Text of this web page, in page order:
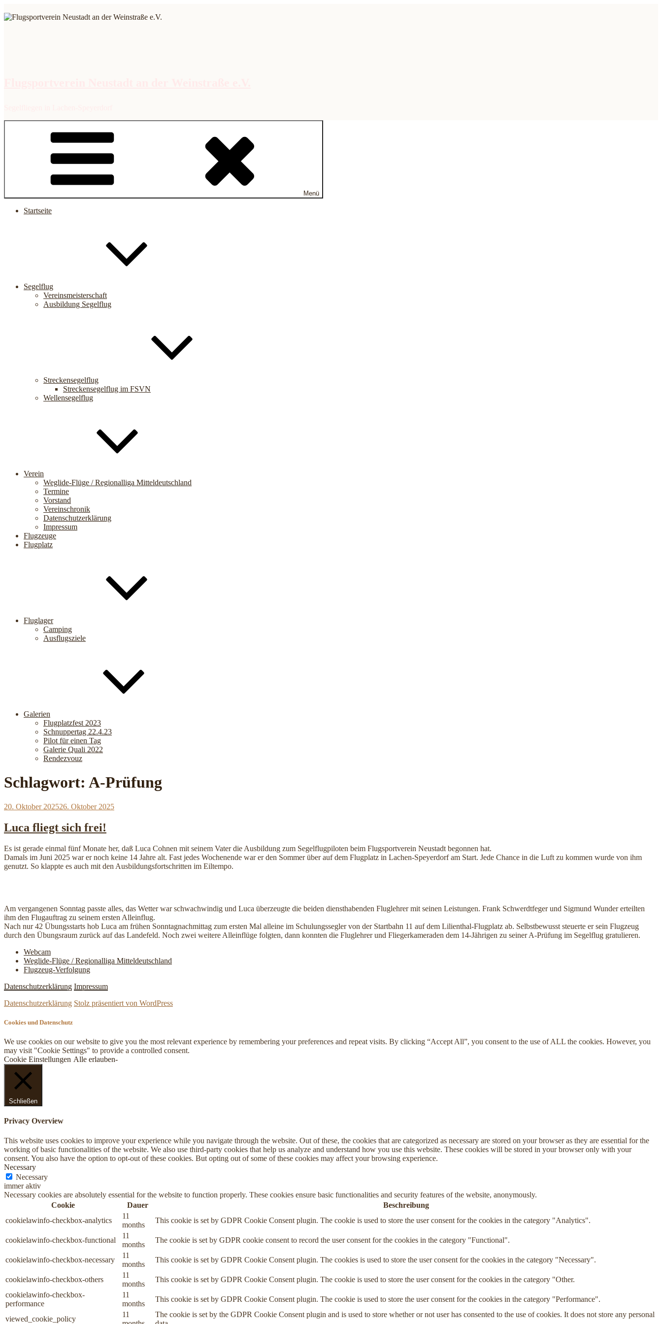
Inhalt
Menü
Startseite
Segelflug
Vereinsmeisterschaft
Ausbildung Segelflug
Streckensegelflug
Streckensegelflug im FSVN
Wellensegelflug
Verein
Weglide-Flüge / Regionalliga Mitteldeutschland
Termine
Vorstand
Vereinschronik
Datenschutzerklärung
Impressum
Flugzeuge
Flugplatz
Fluglager
Camping
Ausflugsziele
Galerien
Flugplatzfest 2023
Schnuppertag 22.4.23
Pilot für einen Tag
Galerie Quali 2022
Rendezvouz
Schlagwort: A-Prüfung
Veröffentlicht
20. Oktober 202526. Oktober 2025
Luca fliegt sich frei!
Es ist gerade einmal fünf Monate her, daß Luca Cohnen mit seinem Vater die Ausbildung zum Segelflugpiloten beim Flugsportverein Neustadt begonnen hat.
Damals im Juni 2025 war er noch keine 14 Jahre alt. Fast jedes Wochenende war er den Sommer über auf dem Flugplatz in Lachen-Speyerdorf am Start. Jede Chance in die Luft zu kommen wurde von ihm
genutzt. So klappte es auch mit den Ausbildungsfortschritten im Eiltempo.
Am vergangenen Sonntag passte alles, das Wetter war schwachwindig und Luca überzeugte die beiden diensthabenden Fluglehrer mit seinen Leistungen. Frank Schwerdtfeger und Sigmund Wunder erteilten
ihm den Flugauftrag zu seinem ersten Alleinflug.
Nach nur 42 Übungsstarts hob Luca am frühen Sonntagnachmittag zum ersten Mal alleine im Schulungssegler von der Startbahn 11 auf dem Lilienthal-Flugplatz ab. Selbstbewusst steuerte er sein Flugzeug
durch den Übungsraum zurück auf das Landefeld. Noch zwei weitere Alleinflüge folgten, dann konnten die Fluglehrer und Fliegerkameraden dem 14-Jährigen zu seiner A-Prüfung im Segelflug gratulieren.
Webcam
Weglide-Flüge / Regionalliga Mitteldeutschland
Flugzeug-Verfolgung
Datenschutzerklärung Impressum
Datenschutzerklärung Stolz präsentiert von WordPress
Cookies und Datenschutz
We use cookies on our website to give you the most relevant experience by remembering your preferences and repeat visits. By clicking “Accept All”, you consent to the use of ALL the cookies. However, you
may visit "Cookie Settings" to provide a controlled consent.
Cookie Einstellungen Alle erlauben-
Schließen
Privacy Overview
This website uses cookies to improve your experience while you navigate through the website. Out of these, the cookies that are categorized as necessary are stored on your browser as they are essential for the
working of basic functionalities of the website. We also use third-party cookies that help us analyze and understand how you use this website. These cookies will be stored in your browser only with your
consent. You also have the option to opt-out of these cookies. But opting out of some of these cookies may affect your browsing experience.
Necessary
Necessary
immer aktiv
Necessary cookies are absolutely essential for the website to function properly. These cookies ensure basic functionalities and security features of the website, anonymously.
Cookie
Dauer
Beschreibung
cookielawinfo-checkbox-analytics
11
months
This cookie is set by GDPR Cookie Consent plugin. The cookie is used to store the user consent for the cookies in the category "Analytics".
cookielawinfo-checkbox-functional
11
months
The cookie is set by GDPR cookie consent to record the user consent for the cookies in the category "Functional".
cookielawinfo-checkbox-necessary
11
months
This cookie is set by GDPR Cookie Consent plugin. The cookies is used to store the user consent for the cookies in the category "Necessary".
cookielawinfo-checkbox-others
11
months
This cookie is set by GDPR Cookie Consent plugin. The cookie is used to store the user consent for the cookies in the category "Other.
cookielawinfo-checkbox-
performance
11
months
This cookie is set by GDPR Cookie Consent plugin. The cookie is used to store the user consent for the cookies in the category "Performance".
viewed_cookie_policy
11
The cookie is set by the GDPR Cookie Consent plugin and is used to store whether or not user has consented to the use of cookies. It does not store any personal